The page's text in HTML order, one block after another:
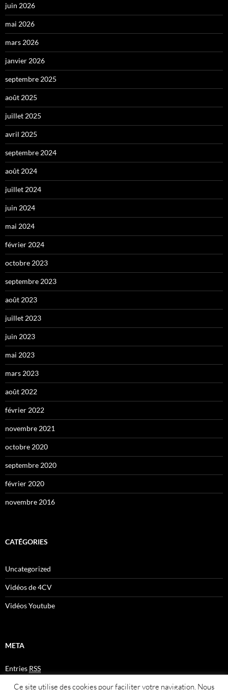
juin 2026
mai 2026
mars 2026
janvier 2026
septembre 2025
août 2025
juillet 2025
avril 2025
septembre 2024
août 2024
juillet 2024
juin 2024
mai 2024
février 2024
octobre 2023
septembre 2023
août 2023
juillet 2023
juin 2023
mai 2023
mars 2023
août 2022
février 2022
novembre 2021
octobre 2020
septembre 2020
février 2020
novembre 2016
CATÉGORIES
Uncategorized
Vidéos de 4CV
Vidéos Youtube
META
Entries RSS
CommentsRSS
Plan du site
Ce site utilise des cookies pour faciliter votre navigation. Nous